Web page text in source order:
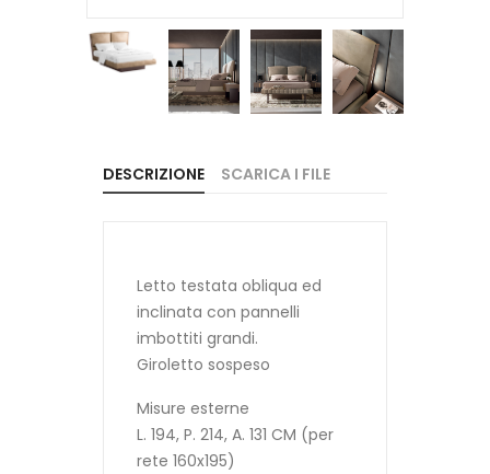
DESCRIZIONE SCARICA I FILE
Letto testata obliqua ed
inclinata con pannelli
imbottiti grandi.
Giroletto sospeso
Misure esterne
L. 194, P. 214, A. 131 CM (per
rete 160x195)